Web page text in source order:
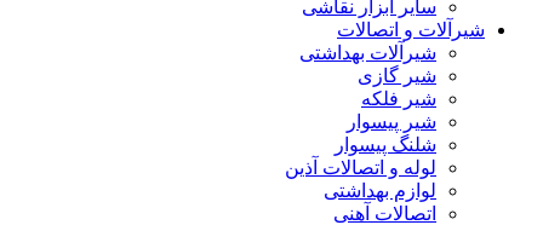
سایر ابزار نقاشی
شیرآلات و اتصالات
شیرآلات بهداشتی
شیر گازی
شیر فلکه
شیر پیسوار
شلنگ پیسوار
لوله و اتصالات آذین
لوازم بهداشتی
اتصالات آهنی